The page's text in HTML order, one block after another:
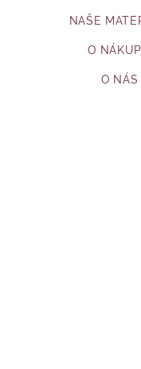
NAŠE
O
O NÁS